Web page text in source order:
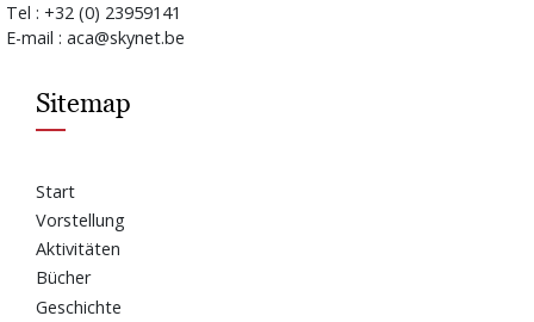
Tel : +32 (0) 23959141
E-mail : aca@skynet.be
Sitemap
Start
Vorstellung
Aktivitäten
Bücher
Geschichte